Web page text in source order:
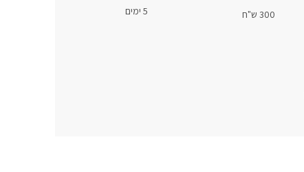
300 ש"ח 5 ימים